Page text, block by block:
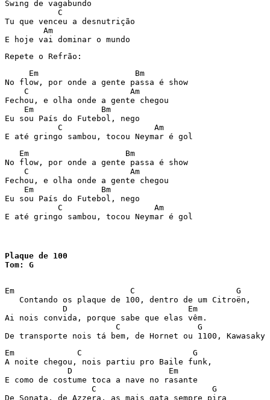
Swing de vagabundo
           C
Tu que venceu a desnutrição
        Am
Repete o Refrão:
     Em                    Bm
No flow, por onde a gente passa é show
    C                     Am
Fechou, e olha onde a gente chegou
    Em              Bm
Eu sou País do Futebol, nego
           C                   Am
E até gringo sambou, tocou Neymar é gol
   Em                    Bm
No flow, por onde a gente passa é show
    C                     Am
Fechou, e olha onde a gente chegou
    Em              Bm
Eu sou País do Futebol, nego
           C                   Am
E até gringo sambou, tocou Neymar é gol
Plaque de 100
Tom: G
Em                        C                     G
   Contando os plaque de 100, dentro de um Citroën,
            D                         Em
Ai nois convida, porque sabe que elas vêm.
C                G
Em             C                       G
A noite chegou, nois partiu pro Baile funk,
             D                    Em
E como de costume toca a nave no rasante
                  C                        G
De Sonata, de Azzera, as mais gata sempre pira